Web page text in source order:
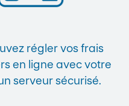
régler vos frais
en ligne avec votre
serveur sécurisé.